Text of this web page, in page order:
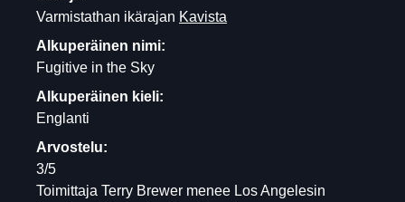
Varmistathan ikärajan Kavista
Alkuperäinen nimi:
Fugitive in the Sky
Alkuperäinen kieli:
Englanti
Arvostelu:
3/5
Toimittaja Terry Brewer menee Los Angelesin